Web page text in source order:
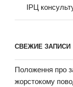
ІРЦ
СВЕЖИЕ ЗАПИСИ
Положення про
жорстокому